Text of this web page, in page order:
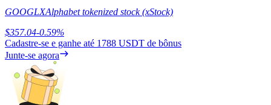
Precious Metals Trading Carnival
Trade Gold & Silver · 33,333 USDT Bonus
GOOGLXAlphabet tokenized stock (xStock)
$357.04-0.59%
Cadastre-se e ganhe até 1788 USDT de bônus
Junte-se agora